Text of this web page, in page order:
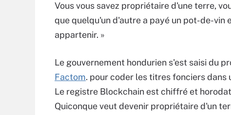
Vous vous savez propriétaire d'une terre,
que quelqu'un d'autre a payé un pot-de-vin
appartenir. »
Le gouvernement hondurien s'est saisi du
Factom. pour coder les titres fonciers dans
Le registre Blockchain est chiffré et
Quiconque veut devenir propriétaire d'un